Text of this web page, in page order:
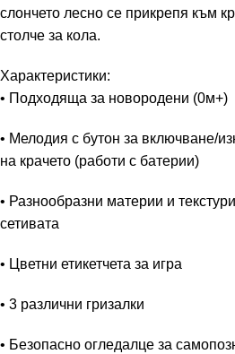
слончето лесно се прикрепя към
столче за кола.
Характеристики:
• Подходяща за новородени (0м+)
• Мелодия с бутон за включване/
на крачето (работи с батерии)
• Разнообразни материи и
сетивата
• Цветни етикетчета за игра
• 3 различни гризалки
• Безопасно огледалце за